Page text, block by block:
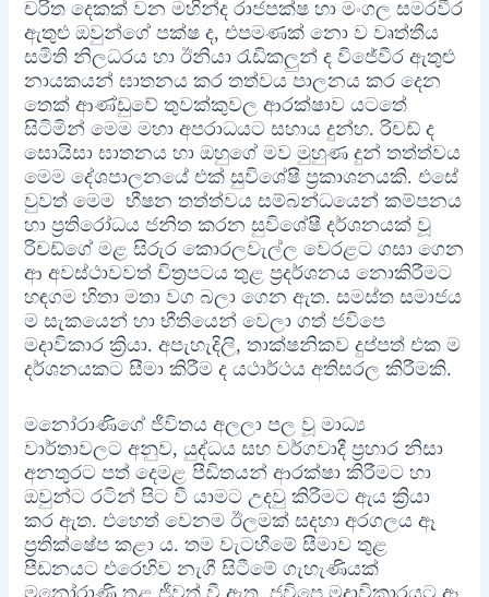
චරිත දෙකක් වන මහින්ද රාජපක්ෂ හා මංගල සමරවීර
ඇතුළු ඔවුන්ගේ පක්ෂ ද, එපමණක් නො ව වෘත්තීය
සමිති නිලධරය හා ඊනියා රැඩිකලුන් ද විජේවීර ඇතුළු
නායකයන් ඝාතනය කර තත්වය පාලනය කර දෙන
තෙක් ආණ්ඩුවේ තුවක්කුවල ආරක්ෂාව යටතේ
සිටිමින් මෙම මහා අපරාධයට සහාය දුන්හ. රිචඩ් ද
සොයිසා ඝාතනය හා ඔහුගේ මව මුහුණ දුන් තත්ත්වය
මෙම දේශපාලනයේ එක් සුවිශේෂී ප්‍රකාශනයකි. එසේ
වුවත් මෙම භීෂන තත්ත්වය සම්බන්ධයෙන් කම්පනය
හා ප්‍රතිරෝධය ජනිත කරන සුවිශේෂී දර්ශනයක් වූ
රිචඩ්ගේ මළ සිරුර කොරලවැල්ල වෙරළට ගසා ගෙන
ආ අවස්ථාවවත් චිත්‍රපටය තුළ ප්‍රදර්ශනය නොකිරීමට
හඳගම හිතා මතා වග බලා ගෙන ඇත. සමස්ත සමාජය
ම සැකයෙන් හා භීතියෙන් වෙලා ගත් ජවිපෙ
මදාවිකාර ක්‍රියා. අපැහැදිලි, තාක්ෂනිකව දුප්පත් එක ම
දර්ශනයකට සීමා කිරීම ද යථාර්ථය අතිසරල කිරීමකි.
මනෝරාණිගේ ජීවිතය අලලා පල වූ මාධ්‍ය
වාර්තාවලට අනුව, යුද්ධය සහ වර්ගවාදී ප්‍රහාර නිසා
අනතුරට පත් දෙමළ පීඩිතයන් ආරක්ෂා කිරීමට හා
ඔවුන්ට රටින් පිට වී යාමට උදවු කිරීමට ඇය ක්‍රියා
කර ඇත. එහෙත් වෙනම ඊලමක් සදහා අරගලය ඈ
ප්‍රතික්ෂේප කළා ය. තම වැටහීමේ සීමාව තුළ
පීඩනයට එරෙහිව නැගී සිටීමේ ගැහැණියක්